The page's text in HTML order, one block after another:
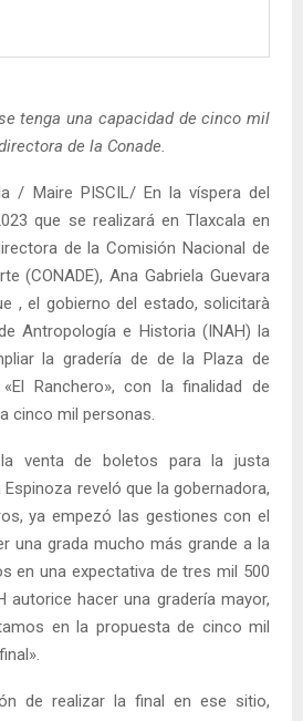
tenga una capacidad de cinco mil
de la Conade.
/ Maire PISCIL/ En la víspera del
que se realizará en Tlaxcala en
de la Comisión Nacional de
(CONADE), Ana Gabriela Guevara
, el gobierno del estado, solicitarà
Antropología e Historia (INAH) la
la gradería de de la Plaza de
Ranchero», con la finalidad de
cinco mil personas.
venta de boletos para la justa
reveló que la gobernadora,
ya empezó las gestiones con el
una grada mucho más grande a la
en una expectativa de tres mil 500
autorice hacer una gradería mayor,
en la propuesta de cinco mil
de realizar la final en ese sitio,